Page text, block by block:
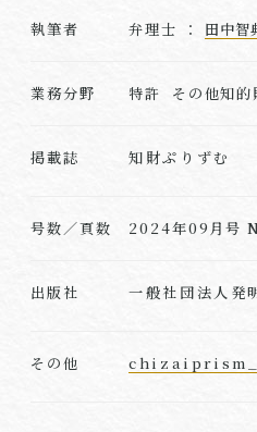
執筆者 弁理⼠ ： 田中智
業務分野 特許 その他知
掲載誌 知財ぷりずむ
号数／頁数 2024年09月号
出版社 一般社団法人発
その他